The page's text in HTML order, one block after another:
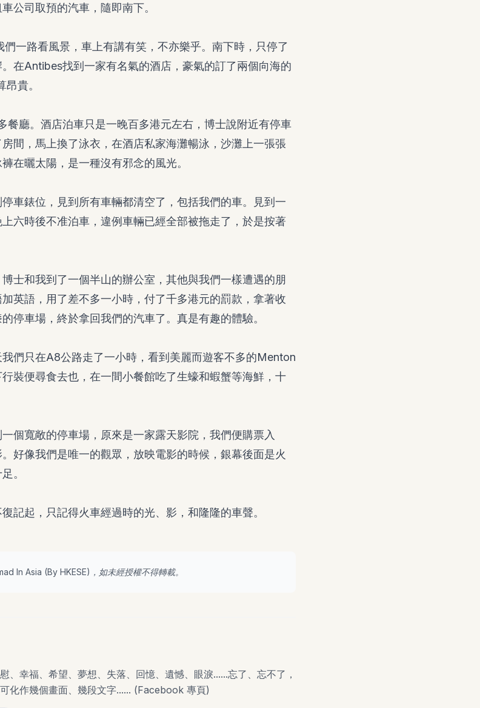
公司取預的汽車，隨即南下。
一路看風景，車上有講有笑，不亦樂乎。南下時，只停了
在Antibes找到一家有名氣的酒店，豪氣的訂了兩個向海的
貴。
餐廳。酒店泊車只是一晚百多港元左右，博士說附近有停車
間，馬上換了泳衣，在酒店私家海灘暢泳，沙灘上一張張
在曬太陽，是一種沒有邪念的風光。
車錶位，見到所有車輛都清空了，包括我們的車。見到一
六時後不准泊車，違例車輛已經全部被拖走了，於是按著
士和我到了一個半山的辦公室，其他與我們一樣遭遇的朋
英語，用了差不多一小時，付了千多港元的罰款，拿著收
停車場，終於拿回我們的汽車了。真是有趣的體驗。
們只在A8公路走了一小時，看到美麗而遊客不多的Menton
裝便尋食去也，在一間小餐館吃了生蠔和蝦蟹等海鮮，十
個寬敞的停車場，原來是一家露天影院，我們便購票入
好像我們是唯一的觀眾，放映電影的時候，銀幕後面是火
。
記起，只記得火車經過時的光、影，和隆隆的車聲。
In Asia (By HKESE)，如未經授權不得轉載。
、幸福、希望、夢想、失落、回憶、遺憾、眼淚......忘了、忘不了，
化作幾個畫面、幾段文字...... (Facebook 專頁)